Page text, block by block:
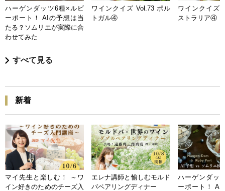
ハーゲンダッツ6種×ルビ
ーポート！ AIの予想は当
たる？ソムリエが実際に合
わせてみた
ワインクイズ Vol.73 ポル
トガル④
ワインクイズ
ストラリア④
すべて見る
新着
マイ先生と楽しむ！ ～ワ
イン好きのためのチーズ入
エレナ講師と愉しむモルド
バペアリングディナー
ハーゲンダッ
ーポート！ AI